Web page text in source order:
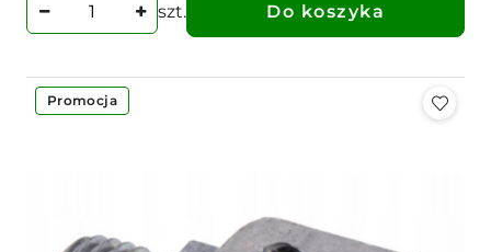
szt. Do koszyka
Promocja